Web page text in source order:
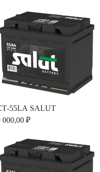
55LА SALUT
000,00 ₽